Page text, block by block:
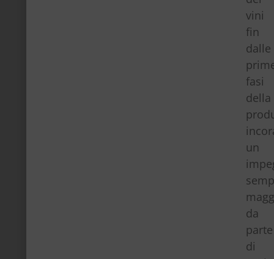
vini
fin
dalle
fasi
della
un
da
parte
di